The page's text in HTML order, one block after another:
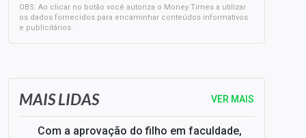
OBS: Ao clicar no botão você autoriza o Money Times a utilizar
os dados fornecidos para encaminhar conteúdos informativos
e publicitários.
SELIC em 14%: A repercussão da decisão sobre os JUROS
MAIS LIDAS VER MAIS
Com a aprovação do filho em faculdade,